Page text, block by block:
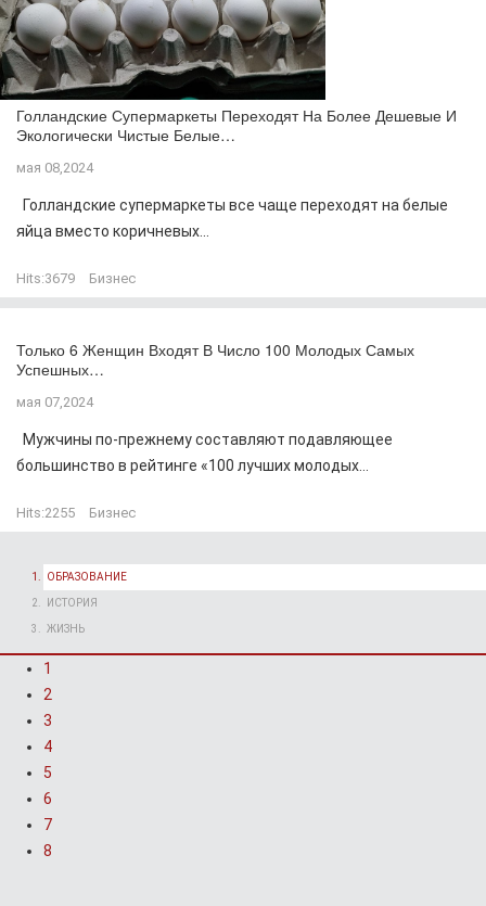
Голландские Супермаркеты Переходят На Более Дешевые И
Экологически Чистые Белые…
мая 08,2024
Голландские супермаркеты все чаще переходят на белые
яйца вместо коричневых...
Hits:3679 Бизнес
Только 6 Женщин Входят В Число 100 Молодых Самых
Успешных…
мая 07,2024
Мужчины по-прежнему составляют подавляющее
большинство в рейтинге «100 лучших молодых...
Hits:2255 Бизнес
ОБРАЗОВАНИЕ
ИСТОРИЯ
ЖИЗНЬ
1
2
3
4
5
6
7
8